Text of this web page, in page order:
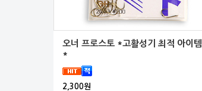
오너 프로스토 *고활성기 최적 아이템
*
2,300원